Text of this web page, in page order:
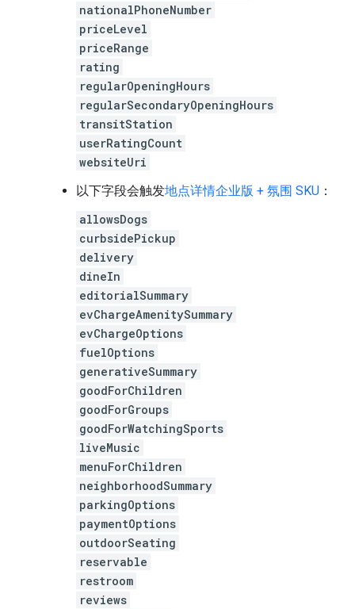
nationalPhoneNumber
priceLevel
priceRange
rating
regularOpeningHours
regularSecondaryOpeningHours
transitStation
userRatingCount
websiteUri
以下字段会触发地点详情企业版 + 氛围 SKU ：
allowsDogs
curbsidePickup
delivery
dineIn
editorialSummary
evChargeAmenitySummary
evChargeOptions
fuelOptions
generativeSummary
goodForChildren
goodForGroups
goodForWatchingSports
liveMusic
menuForChildren
neighborhoodSummary
parkingOptions
paymentOptions
outdoorSeating
reservable
restroom
reviews